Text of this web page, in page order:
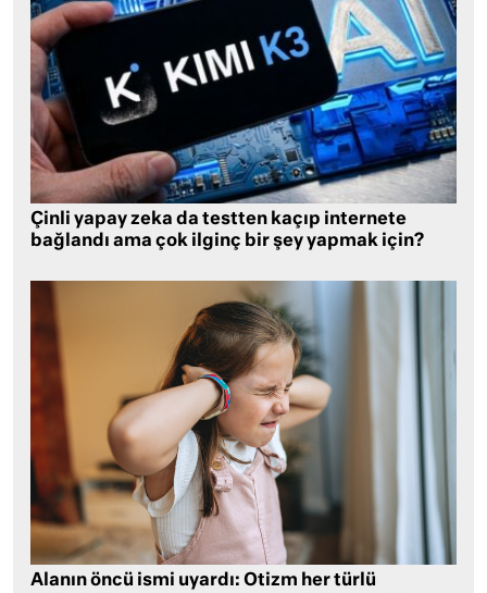
Çinli yapay zeka da testten kaçıp internete
bağlandı ama çok ilginç bir şey yapmak için?
Alanın öncü ismi uyardı: Otizm her türlü